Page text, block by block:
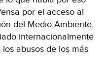
por el acceso al
del Medio Ambiente,
internacionalmente
abusos de los más